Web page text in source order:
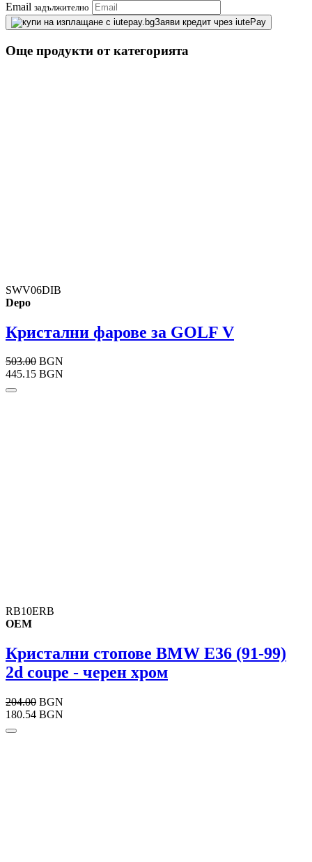
Email задължително
Заяви кредит чрез iutePay
Още продукти от категорията
SWV06DIB
Depo
Кристални фарове за GOLF V
503.00 BGN
445.15 BGN
RB10ERB
OEM
Кристални стопове BMW E36 (91-99)
2d coupe - черен хром
204.00 BGN
180.54 BGN